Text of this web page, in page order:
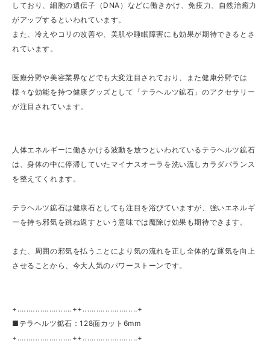
しており、細胞の遺伝子（DNA）などに働きかけ、免疫力、自然治癒力
がアップするといわれています。
また、冷えやコリの改善や、美肌や睡眠障害にも効果が期待できるとさ
れています。
医療分野や美容業界などでも大変注目されており、また健康分野では
様々な効能を持つ健康グッズとして「テラヘルツ鉱石」のアクセサリー
が注目されています。
人体エネルギーに働きかける波動を放つといわれているテラヘルツ鉱石
は、身体の中に停滞していたマイナスオーラを洗い流しカラダバランス
を整えてくれます。
テラヘルツ鉱石は健康石としても注目を浴びていますが、強いエネルギ
ーを持ち邪気を跳ね返すという意味では魔除け効果も期待できます。
また、周囲の邪気を払うことにより気の流れを正し全体的な運気を向上
させることから、今大人気のパワーストーンです。
+‥‥‥‥‥‥‥‥‥‥‥‥++‥‥‥‥‥‥‥‥‥‥‥‥+
■テラヘルツ鉱石：128面カット6mm
+‥‥‥‥‥‥‥‥‥‥‥‥++‥‥‥‥‥‥‥‥‥‥‥‥+